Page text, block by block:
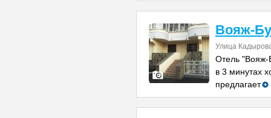
Вояж-
Улица
Отель "Вояж-
в 3 минутах
предлагает